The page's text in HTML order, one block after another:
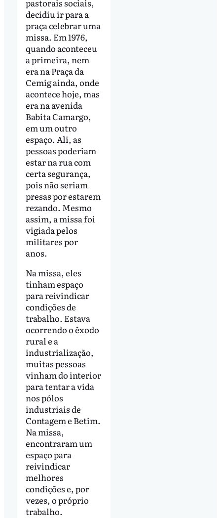
pastorais sociais,
decidiu ir para a
praça celebrar uma
missa. Em 1976,
quando aconteceu
a primeira, nem
era na Praça da
Cemig ainda, onde
acontece hoje, mas
era na avenida
Babita Camargo,
em um outro
espaço. Ali, as
pessoas poderiam
estar na rua com
certa segurança,
pois não seriam
presas por estarem
rezando. Mesmo
assim, a missa foi
vigiada pelos
militares por
anos.
Na missa, eles
tinham espaço
para reivindicar
condições de
trabalho. Estava
ocorrendo o êxodo
rural e a
industrialização,
muitas pessoas
vinham do interior
para tentar a vida
nos pólos
industriais de
Contagem e Betim.
Na missa,
encontraram um
espaço para
reivindicar
melhores
condições e, por
vezes, o próprio
trabalho.